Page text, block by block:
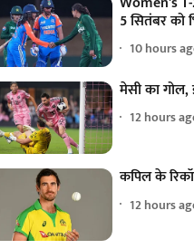
5 सितंबर को
10 hours
मेसी का गोल,
12 hours
कपिल के
12 hours